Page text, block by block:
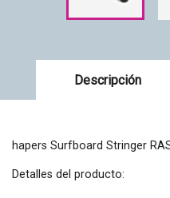
Descripción
hapers Surfboard Stringer
Detalles del producto: